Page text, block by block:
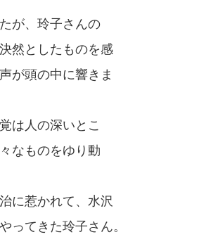
が、玲子さんの
然としたものを感
が頭の中に響きま
は人の深いとこ
なものをゆり動
に惹かれて、水沢
ってきた玲子さん。